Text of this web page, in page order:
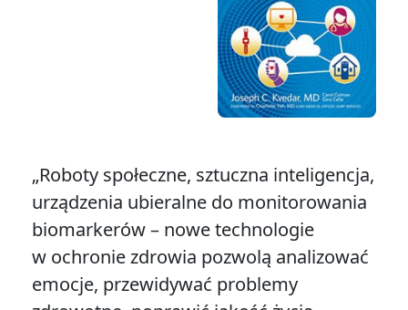
„Roboty społeczne, sztuczna inteligencja,
urządzenia ubieralne do monitorowania
biomarkerów – nowe technologie
w ochronie zdrowia pozwolą analizować
emocje, przewidywać problemy